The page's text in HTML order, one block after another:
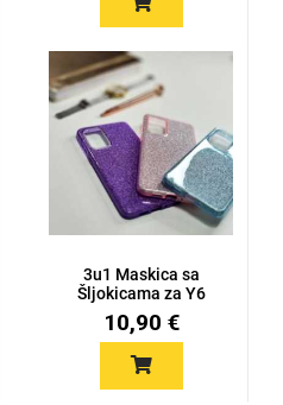
3u1 Maskica sa
Šljokicama za Y6
(2019) - Više...
10,90 €
Za nju
Auto - Moto motivi